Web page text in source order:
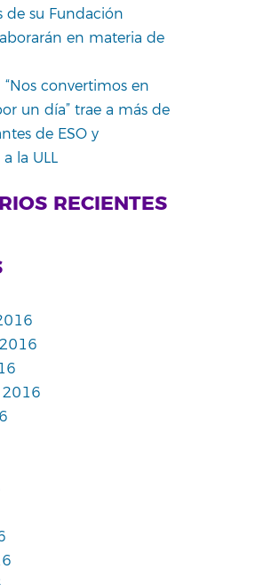
de su Fundación
en materia de
“Nos convertimos en
un día” trae a más de
de ESO y
la ULL
RECIENTES
2016